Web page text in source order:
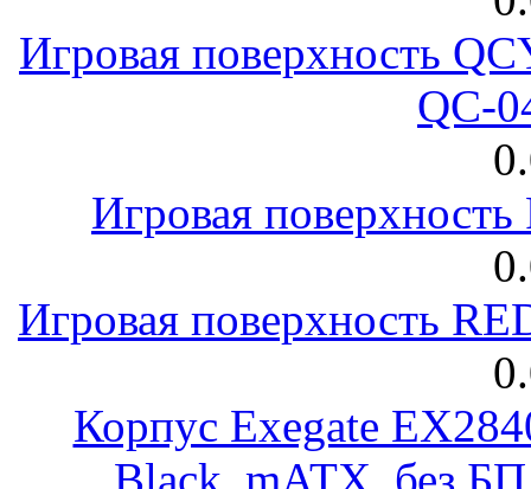
Игровая поверхность
QC-
Игровая
Игровая поверхность
Корпус Exegate
Black, mATX, без